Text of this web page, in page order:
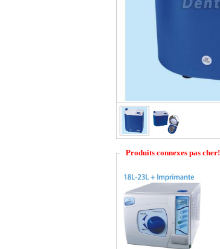
Produits connexes pas cher!